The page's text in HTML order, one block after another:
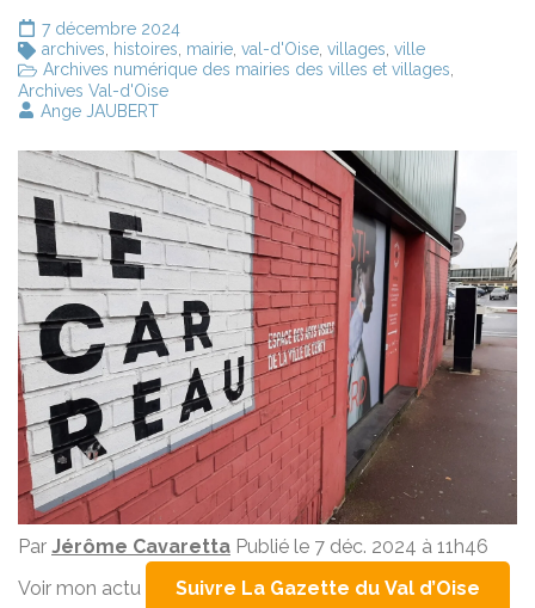
7 décembre 2024
archives
histoires mairie val-d'Oise villages ville
Archives numérique des mairies des villes et villages
Archives Val-d'Oise
Ange JAUBERT
Par Jérôme Cavaretta Publié le 7 déc. 2024 à 11h46
Voir mon actu
Suivre La Gazette du Val d’Oise